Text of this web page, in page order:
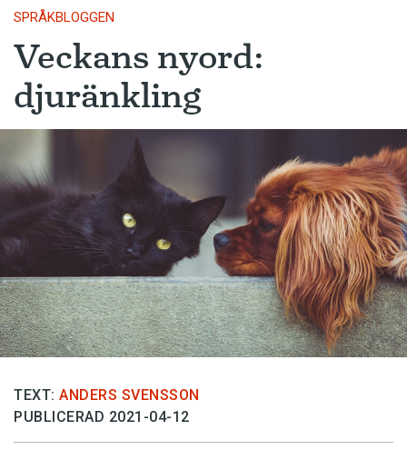
SPRÅKBLOGGEN
Veckans nyord:
djuränkling
TEXT: ANDERS SVENSSON
PUBLICERAD 2021-04-12